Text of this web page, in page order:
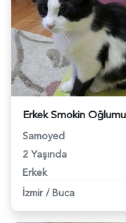
Samoyed
2 Yaşında
Erkek
İzmir / Buca